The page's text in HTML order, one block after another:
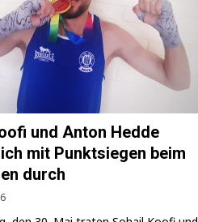
und Anton Hedde
mit Punktsiegen beim
durch